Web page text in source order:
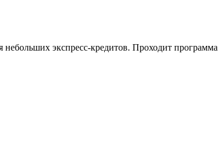
небольших экспресс-кредитов. Проходит программа